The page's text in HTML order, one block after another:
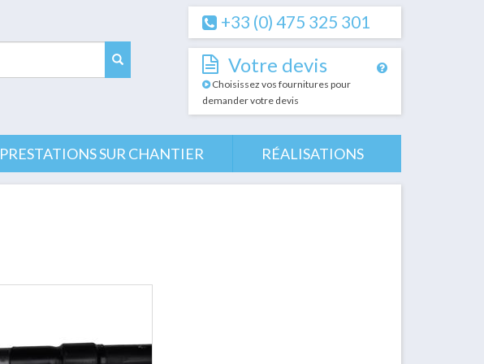
+33 (0) 475 325 301
Votre devis
Choisissez vos fournitures pour
demander votre devis
PRESTATIONS SUR CHANTIER RÉALISATIONS